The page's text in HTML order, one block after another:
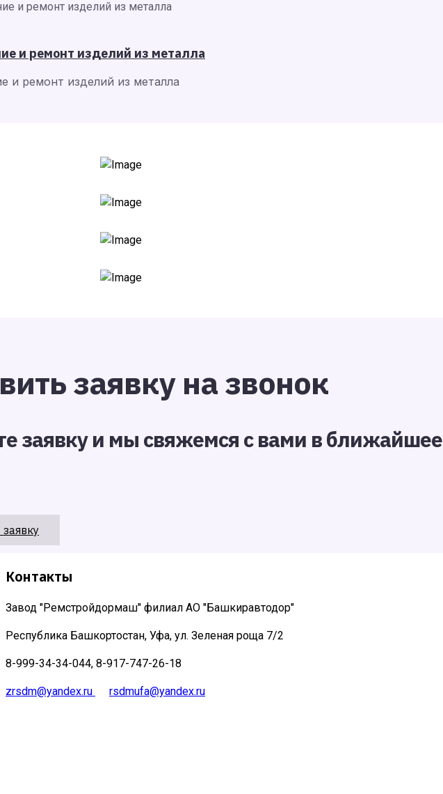
и ремонт изделий из металла
и ремонт изделий из металла
заявку на звонок
заявку и мы свяжемся с вами в ближайшее
Контакты
Завод "Ремстройдормаш" филиал АО "Башкиравтодор"
Республика Башкортостан, Уфа, ул. Зеленая роща 7/2
8-999-34-34-044, 8-917-747-26-18
zrsdm@yandex.ru rsdmufa@yandex.ru